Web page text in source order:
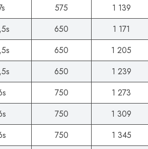
575 1 139
650 1 171
650 1 205
650 1 239
750 1 273
750 1 309
750 1 345